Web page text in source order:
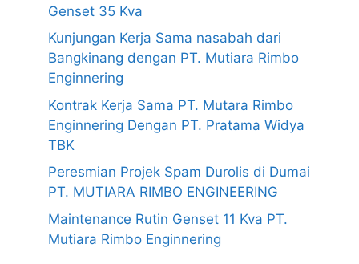
Genset 35 Kva
Kunjungan Kerja Sama nasabah dari
Bangkinang dengan PT. Mutiara Rimbo
Enginnering
Kontrak Kerja Sama PT. Mutara Rimbo
Enginnering Dengan PT. Pratama Widya
TBK
Peresmian Projek Spam Durolis di Dumai
PT. MUTIARA RIMBO ENGINEERING
Maintenance Rutin Genset 11 Kva PT.
Mutiara Rimbo Enginnering